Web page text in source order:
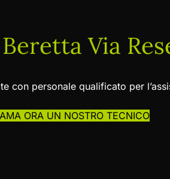
Via
con personale qualificato per
ORA UN NOSTRO TECNICO